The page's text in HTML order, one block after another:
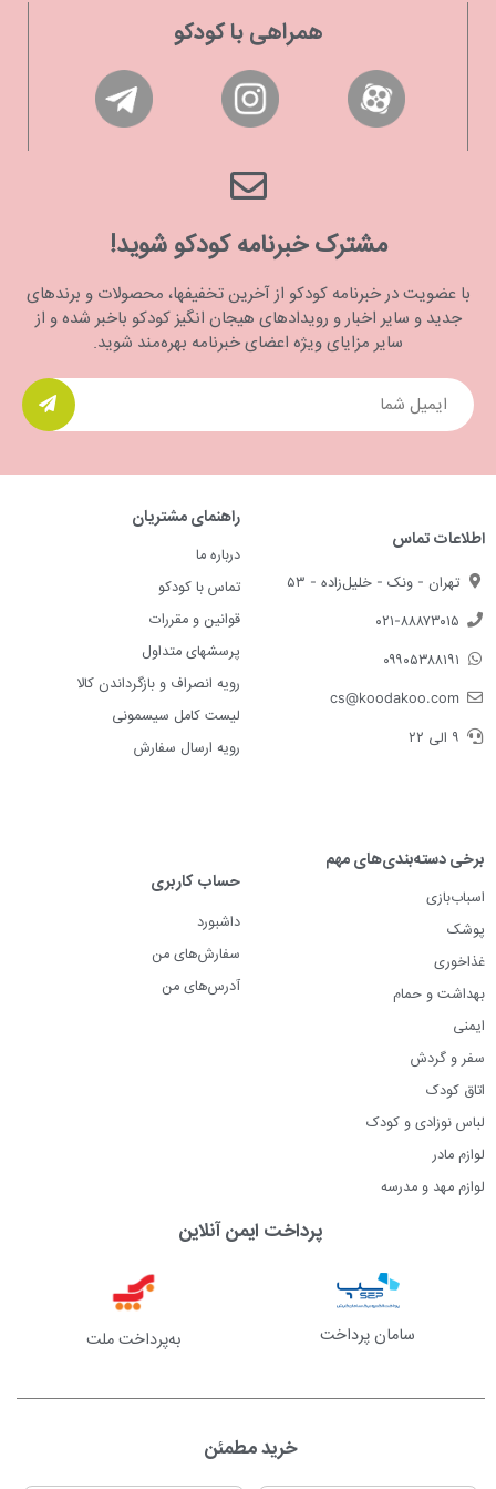
همراهی با کودکو
مشترک خبرنامه کودکو شوید!
با عضویت در خبرنامه کودکو از آخرین تخفیفها، محصولات و برندهای
جدید و سایر اخبار و رویدادهای هیجان انگیز کودکو باخبر شده و از
سایر مزایای ویژه اعضای خبرنامه بهره‌مند شوید.
اطلاعات تماس
تهران - ونک - خلیل‌زاده - ۵۳
۰۲۱-۸۸۸۷۳۰۱۵
۰۹۹۰۵۳۸۸۱۹۱
cs@koodakoo.com
۹ الی ۲۲
راهنمای مشتریان
درباره ما
تماس با کودکو
قوانین و مقررات
پرسشهای متداول
رویه انصراف و بازگرداندن کالا
لیست کامل سیسمونی
رویه ارسال سفارش
برخی دسته‌بندی‌های مهم
اسباب‌بازی
پوشک
غذاخوری
بهداشت و حمام
ایمنی
سفر و گردش
اتاق کودک
لباس نوزادی و کودک
لوازم مادر
لوازم مهد و مدرسه
حساب کاربری
داشبورد
سفارش‌های من
آدرس‌های من
پرداخت ایمن آنلاین
سامان پرداخت به‌پرداخت ملت
خرید مطمئن